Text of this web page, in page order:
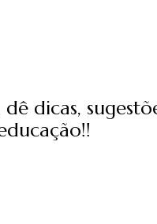
dicas,